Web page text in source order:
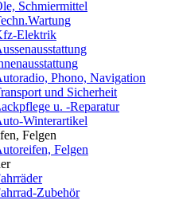
Schmiermittel
Elektrik
Phono, Navigation
und Sicherheit
u. -Reparatur
Winterartikel
Felgen
Felgen
Zubehör